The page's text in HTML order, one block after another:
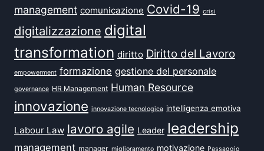
management comunicazione Covid-19 crisi
digitalizzazione digital
transformation diritto Diritto del Lavoro
empowerment formazione gestione del personale
governance HR Management Human Resource
innovazione innovazione tecnologica intelligenza emotiva
Labour Law lavoro agile Leader leadership
management manager miglioramento motivazione Passaggio